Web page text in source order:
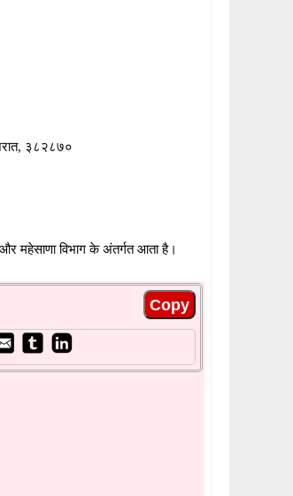
३८२८७०
महेसाणा विभाग के अंतर्गत आता है।